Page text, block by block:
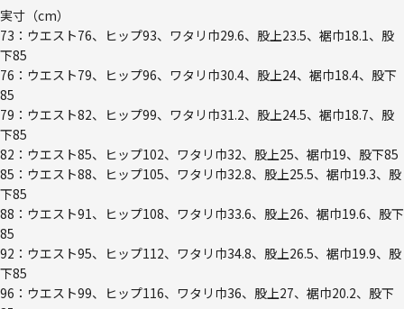
実寸（cm）
73：ウエスト76、ヒップ93、ワタリ巾29.6、股上23.5、裾巾18.1、股
下85
76：ウエスト79、ヒップ96、ワタリ巾30.4、股上24、裾巾18.4、股下
85
79：ウエスト82、ヒップ99、ワタリ巾31.2、股上24.5、裾巾18.7、股
下85
82：ウエスト85、ヒップ102、ワタリ巾32、股上25、裾巾19、股下85
85：ウエスト88、ヒップ105、ワタリ巾32.8、股上25.5、裾巾19.3、股
下85
88：ウエスト91、ヒップ108、ワタリ巾33.6、股上26、裾巾19.6、股下
85
92：ウエスト95、ヒップ112、ワタリ巾34.8、股上26.5、裾巾19.9、股
下85
96：ウエスト99、ヒップ116、ワタリ巾36、股上27、裾巾20.2、股下